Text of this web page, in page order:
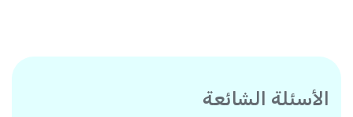
الأسئلة الشائعة